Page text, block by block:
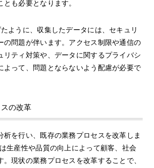
も必要となります。
ように、収集したデータには、セキュリ
の問題が伴います。アクセス制限や通信の
リティ対策や、データに関するプライバシ
よって、問題とならないよう配慮が必要で
の改革
析を行い、既存の業務プロセスを改革しま
生産性や品質の向上によって顧客、社会
。現状の業務プロセスを改革することで、